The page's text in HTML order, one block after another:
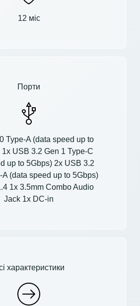
12 міс
Порти
Type-A (data speed up to
USB 3.2 Gen 1 Type-C
up to 5Gbps) 2x USB 3.2
A (data speed up to 5Gbps)
1x 3.5mm Combo Audio
Jack 1x DC-in
характеристики